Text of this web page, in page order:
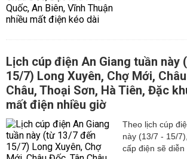
Lịch cúp điện An Giang tuần này
15/7) Long Xuyên, Chợ Mới,
Châu, Thoại Sơn, Hà Tiên, Đặc
mất điện nhiều giờ
Theo lịch cúp
này (13/7 - 15/
cấp điện sẽ diễn